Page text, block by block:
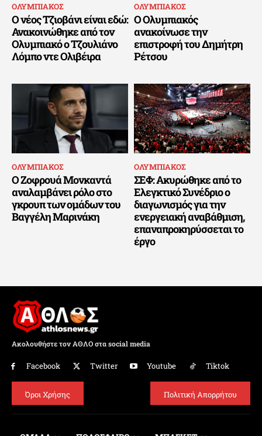
ΟΛΥΜΠΙΑΚΟΣ
Ο νέος Τζιοβάνι είναι εδώ:
Ανακοινώθηκε από τον
Ολυμπιακό ο Τζουλιάνο
Λόμπο ντε Ολιβέιρα
ΟΛΥΜΠΙΑΚΟΣ
Ο Ολυμπιακός
ανακοίνωσε την
επιστροφή του Δημήτρη
Ρέτσου
ΟΛΥΜΠΙΑΚΟΣ
Ο Ζοφρουά Μονκαντά
αναλαμβάνει ρόλο στο
γκρουπ των ομάδων του
Βαγγέλη Μαρινάκη
ΟΛΥΜΠΙΑΚΟΣ
ΣΕΦ: Ακυρώθηκε από το
Ελεγκτικό Συνέδριο ο
διαγωνισμός για την
ενεργειακή αναβάθμιση,
επαναπροκηρύσσεται το
έργο
Ακολουθήστε τον ΑΘΛΟ στα social media
Facebook Twitter Youtube Tiktok
Όροι Χρήσης Πολιτική Απορρήτου